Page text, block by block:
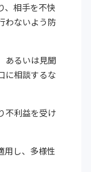
、相手を不快
わないよう防
あるいは見聞
に相談するな
不利益を受け
用し、多様性